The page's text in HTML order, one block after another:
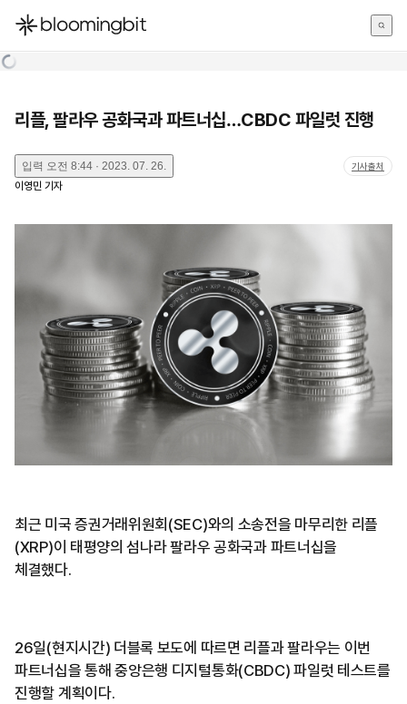
한국어
리플, 팔라우 공화국과 파트너십…CBDC 파일럿 진행
입력 오전 8:44 · 2023. 07. 26. 기사출처
이영민 기자
최근 미국 증권거래위원회(SEC)와의 소송전을 마무리한 리플
(XRP)이 태평양의 섬나라 팔라우 공화국과 파트너십을
체결했다.
26일(현지시간) 더블록 보도에 따르면 리플과 팔라우는 이번
파트너십을 통해 중앙은행 디지털통화(CBDC) 파일럿 테스트를
진행할 계획이다.